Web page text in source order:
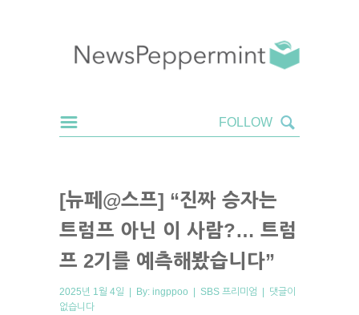
[뉴페@스프] “진짜 승자는
트럼프 아닌 이 사람?… 트럼
프 2기를 예측해봤습니다”
2025년 1월 4일 | By: ingppoo | SBS 프리미엄 | 댓글이
없습니다